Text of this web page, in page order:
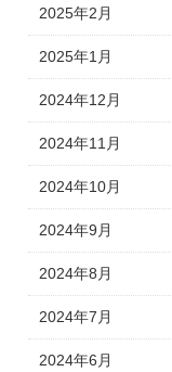
2025年2月
2025年1月
2024年12月
2024年11月
2024年10月
2024年9月
2024年8月
2024年7月
2024年6月